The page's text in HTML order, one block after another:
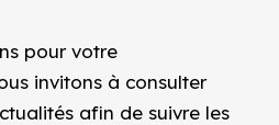
pour votre
invitons à consulter
afin de suivre les